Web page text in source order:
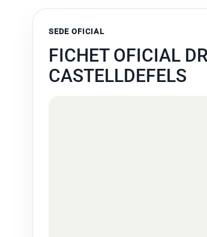
SEDE OFICIAL
FICHET OFICIAL
CASTELLDEFELS